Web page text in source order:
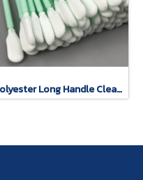
Polyester Long Handle Clean room swab